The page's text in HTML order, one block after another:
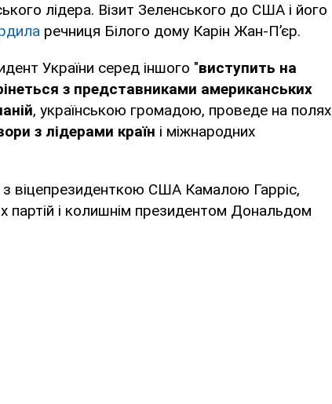
лідера. Візит Зеленського до США і його
речниця Білого дому Карін Жан-П’єр.
України серед іншого "виступить на
з представниками американських
, українською громадою, проведе на полях
з лідерами країн і міжнародних
з віцепрезиденткою США Камалою Гарріс,
партій і колишнім президентом Дональдом